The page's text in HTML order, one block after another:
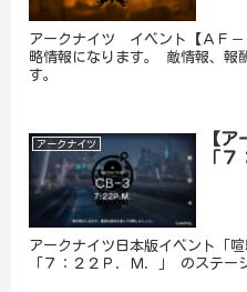
アークナイツ イベント【ＡＦ
略情報になります。 敵情報、報
す。
アークナイツ
【
「７
アークナイツ日本版イベント「
「７：２２Ｐ．Ｍ．」 のステー